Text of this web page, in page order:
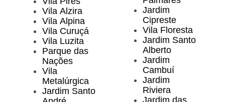
Vila Alzira
Vila Alpina
Vila Curuçá
Vila Luzita
Parque das
Nações
Vila
Metalúrgica
Jardim Santo
Jardim
Cipreste
Vila Floresta
Jardim Santo
Alberto
Jardim
Cambuí
Jardim
Riviera
Jardim das